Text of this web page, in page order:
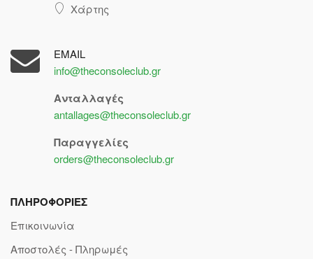
Χάρτης
EMAIL
info@theconsoleclub.gr
Ανταλλαγές
antallages@theconsoleclub.gr
Παραγγελίες
orders@theconsoleclub.gr
ΠΛΗΡΟΦΟΡΙΕΣ
Επικοινωνία
Αποστολές - Πληρωμές